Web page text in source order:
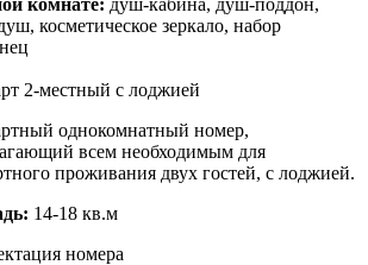
косметическое зеркало, набор
2-местный с лоджией
однокомнатный номер,
всем необходимым для
проживания двух гостей, с лоджией.
14-18 кв.м
номера